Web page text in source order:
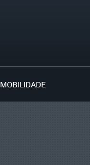
MOBILIDADE